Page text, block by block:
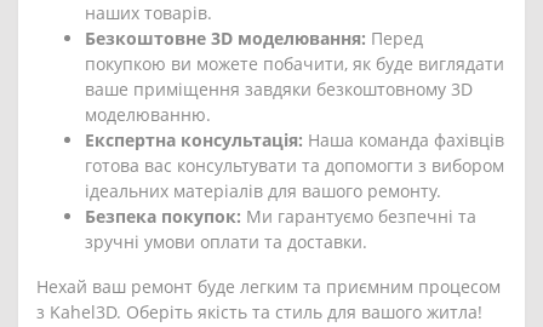
наших товарів.
Безкоштовне 3D моделювання: Перед
покупкою ви можете побачити, як буде виглядати
ваше приміщення завдяки безкоштовному 3D
моделюванню.
Експертна консультація: Наша команда фахівців
готова вас консультувати та допомогти з вибором
ідеальних матеріалів для вашого ремонту.
Безпека покупок: Ми гарантуємо безпечні та
зручні умови оплати та доставки.
Нехай ваш ремонт буде легким та приємним процесом
з Kahel3D. Оберіть якість та стиль для вашого житла!